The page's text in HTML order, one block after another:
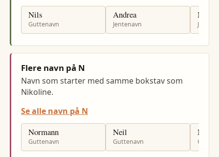
Nils
Guttenavn
Andrea
Jentenavn
Flere navn på N
Navn som starter med samme bokstav som
Nikoline.
Se alle navn på N
Normann
Guttenavn
Neil
Guttenavn